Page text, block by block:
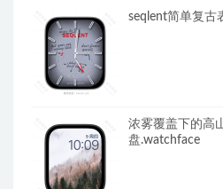
seqlent简单复古
浓雾覆盖下的高
盘.watchface